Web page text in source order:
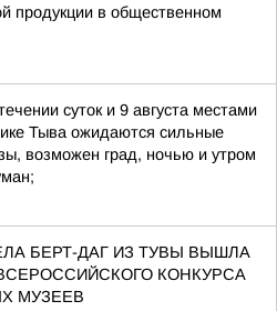
продукции в общественном
суток и 9 августа местами
Тыва ожидаются сильные
возможен град, ночью и утром
БЕРТ-ДАГ ИЗ ТУВЫ ВЫШЛА
КОНКУРСА
МУЗЕЕВ